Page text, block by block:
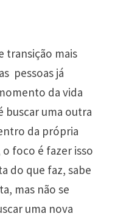
transição mais
pessoas já
da vida
buscar uma outra
da própria
foco é fazer isso
do que faz, sabe
mas não se
uma nova